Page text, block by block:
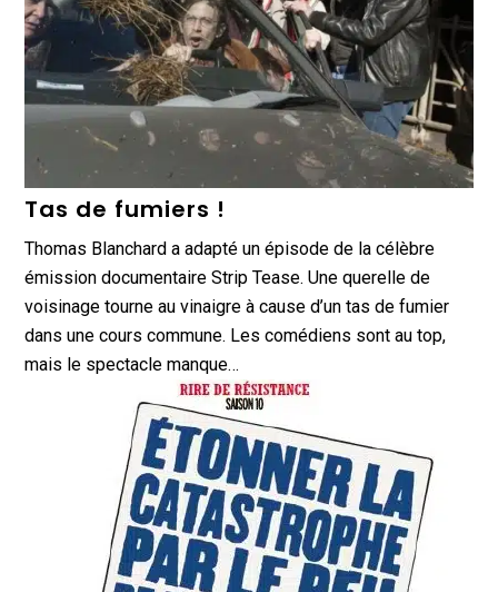
Tas de fumiers !
Thomas Blanchard a adapté un épisode de la célèbre
émission documentaire Strip Tease. Une querelle de
voisinage tourne au vinaigre à cause d’un tas de fumier
dans une cours commune. Les comédiens sont au top,
mais le spectacle manque…